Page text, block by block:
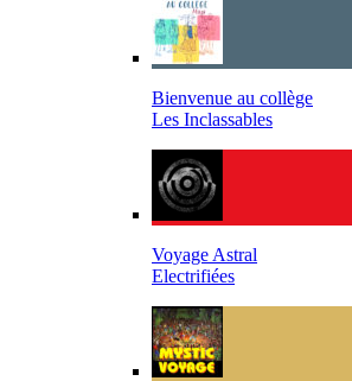
Bienvenue au collège
Les Inclassables
Voyage Astral
Electrifiées